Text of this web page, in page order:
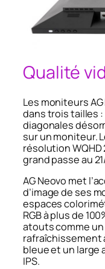
Qualité
Les moniteurs
dans trois tailles :
diagonales
sur un moniteur.
résolution WQHD
grand passe au
AG Neovo met
d’image de ses
espaces
RGB à plus de
atouts comme un
rafraîchissement
bleue et un large
IPS.